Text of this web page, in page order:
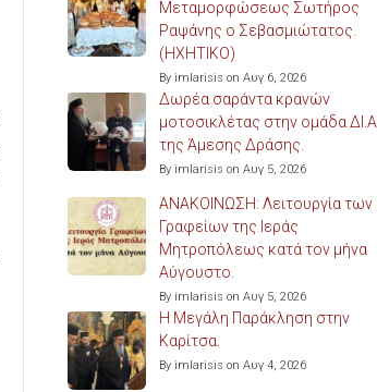
Μεταμορφώσεως Σωτήρος
Ραψάνης ο Σεβασμιώτατος.
(ΗΧΗΤΙΚΟ)
By imlarisis on Αυγ 6, 2026
Δωρέα σαράντα κρανών
μοτοσικλέτας στην ομάδα
της Άμεσης Δράσης.
By imlarisis on Αυγ 5, 2026
ΑΝΑΚΟΙΝΩΣΗ: Λειτουργία των
Γραφείων της Ιεράς
Μητροπόλεως κατά τον μήνα
Αύγουστο.
By imlarisis on Αυγ 5, 2026
Η Μεγάλη Παράκληση στην
Καρίτσα.
By imlarisis on Αυγ 4, 2026